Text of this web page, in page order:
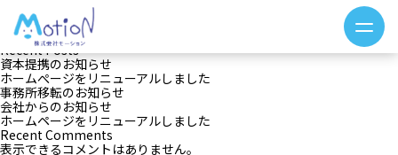
ビ
ゲ
ー
シ
ョ
ン
ホームぺージをリニューアルしました
検索
Recent Posts
資本提携のお知らせ
ホームぺージをリニューアルしました
事務所移転のお知らせ
会社からのお知らせ
ホームページをリニューアルしました
Recent Comments
表示できるコメントはありません。